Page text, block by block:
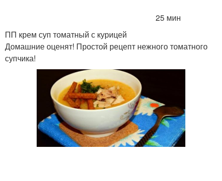
25 мин
ПП крем суп томатный с курицей
Домашние оценят! Простой рецепт нежного томатного
супчика!